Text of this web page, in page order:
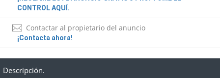
CONTROL AQUÍ.
Contactar al propietario del anuncio
¡Contacta ahora!
Descripción.